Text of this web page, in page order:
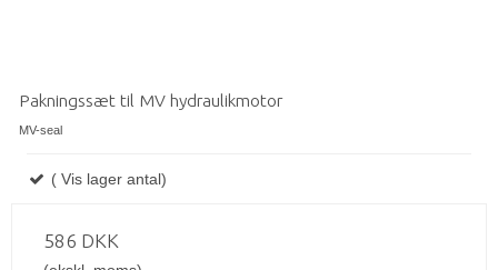
Pakningssæt til MV hydraulikmotor
MV-seal
( Vis lager antal)
586 DKK